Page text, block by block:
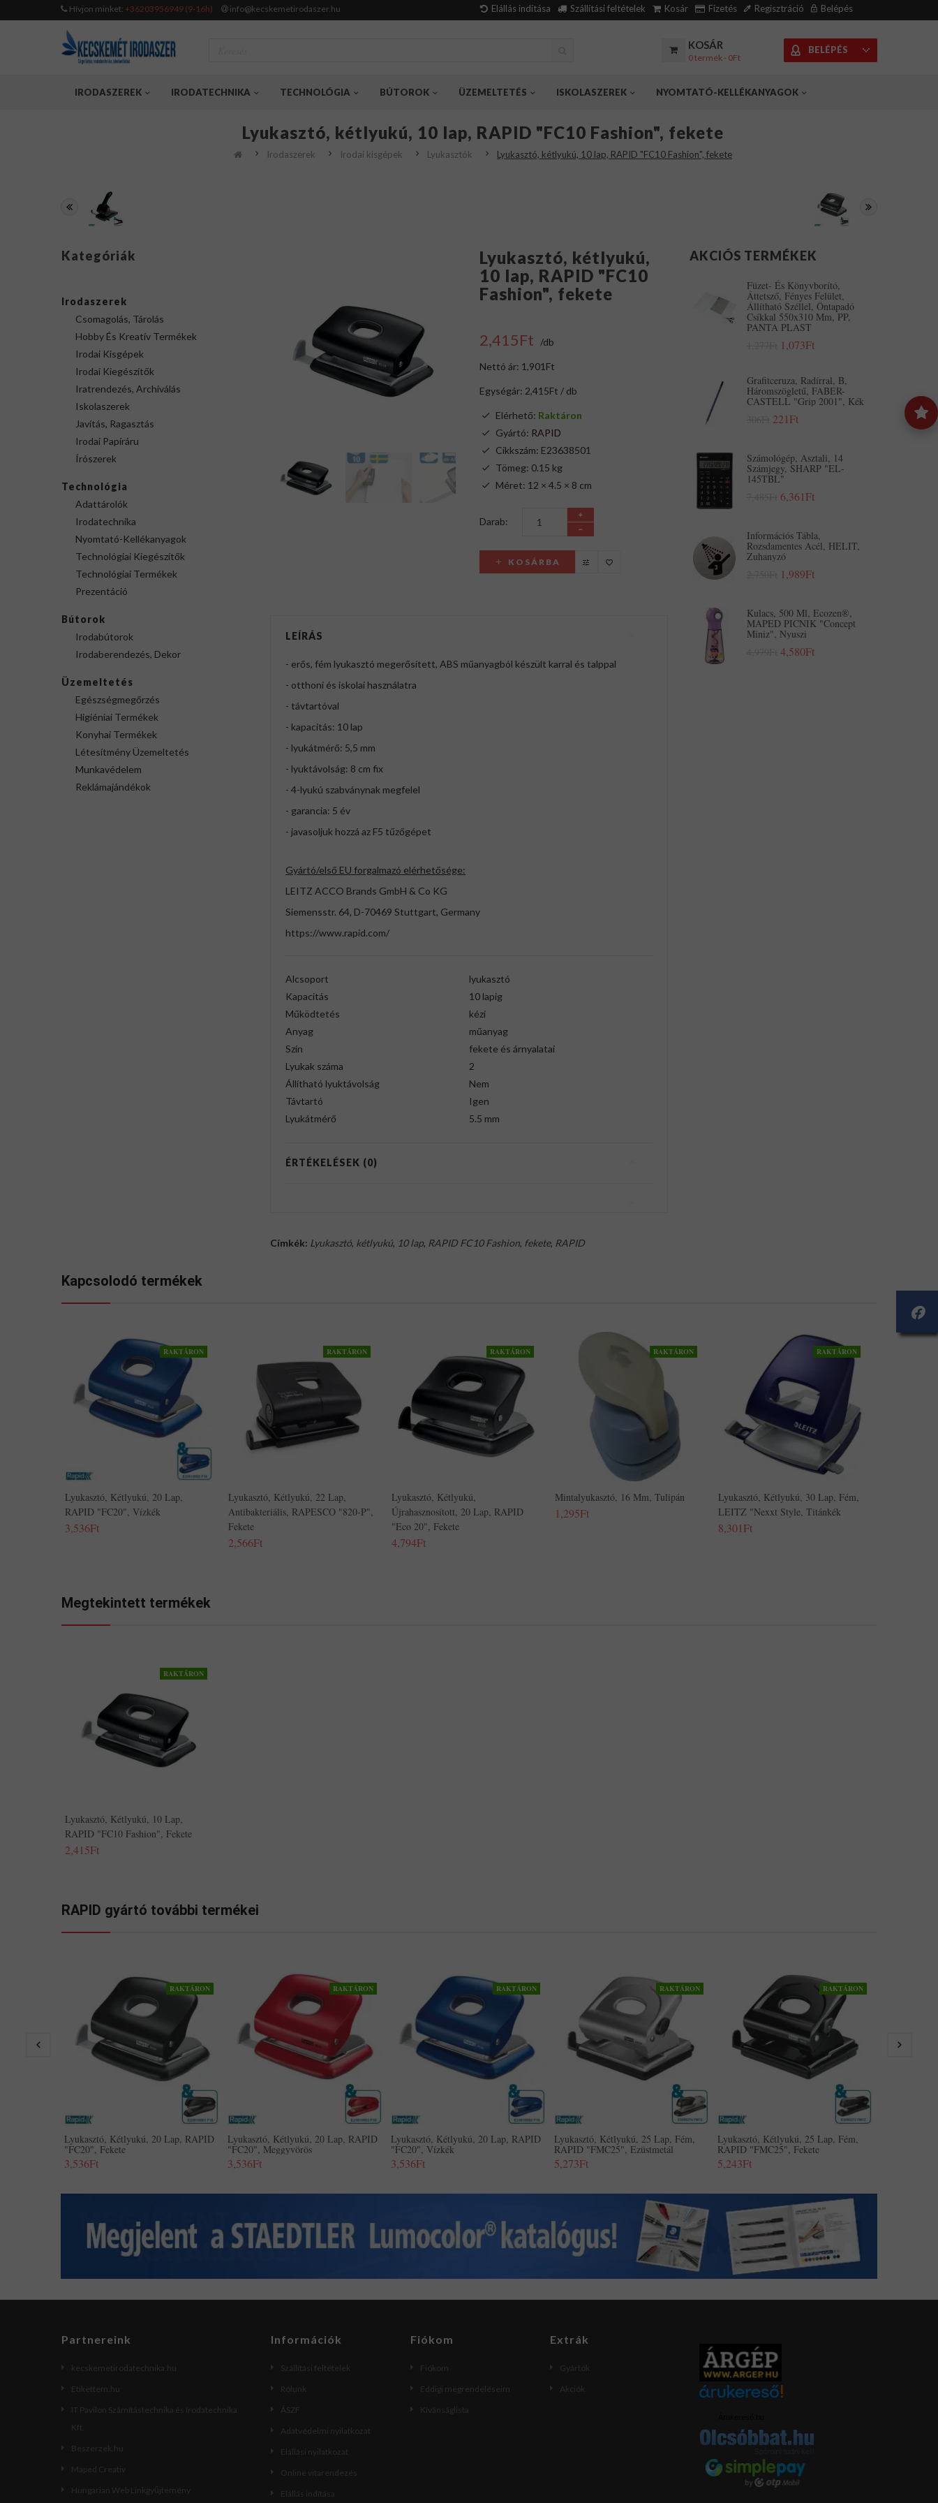
Hívjon minket: +36203956949 (9-16h) info@kecskemetirodaszer.hu Elállás indítása Szállítási feltételek Kosár Fizetés Regisztráció Belépés
KOSÁR
0 termék - 0Ft
BELÉPÉS
IRODASZEREK IRODATECHNIKA TECHNOLÓGIA BÚTOROK ÜZEMELTETÉS ISKOLASZEREK NYOMTATÓ-KELLÉKANYAGOK
Lyukasztó, kétlyukú, 10 lap, RAPID "FC10 Fashion", fekete
Irodaszerek Irodai kisgépek Lyukasztók Lyukasztó, kétlyukú, 10 lap, RAPID "FC10 Fashion", fekete
Kategóriák
Irodaszerek
Csomagolás, Tárolás
Hobby És Kreatív Termékek
Irodai Kisgépek
Irodai Kiegészítők
Iratrendezés, Archiválás
Iskolaszerek
Javítás, Ragasztás
Irodai Papíráru
Írószerek
Technológia
Adattárolók
Irodatechnika
Nyomtató-Kellékanyagok
Technológiai Kiegészítők
Technológiai Termékek
Prezentáció
Bútorok
Irodabútorok
Irodaberendezés, Dekor
Üzemeltetés
Egészségmegőrzés
Higiéniai Termékek
Konyhai Termékek
Létesítmény Üzemeltetés
Munkavédelem
Reklámajándékok
Lyukasztó, kétlyukú,
10 lap, RAPID "FC10
Fashion", fekete
2,415Ft /db
Nettó ár: 1,901Ft
Egységár: 2,415Ft / db
Elérhető: Raktáron
Gyártó: RAPID
Cikkszám: E23638501
Tömeg: 0.15 kg
Méret: 12 × 4.5 × 8 cm
Darab:
KOSÁRBA
LEÍRÁS
- erős, fém lyukasztó megerősített, ABS műanyagból készült karral és talppal
- otthoni és iskolai használatra
- távtartóval
- kapacitás: 10 lap
- lyukátmérő: 5,5 mm
- lyuktávolság: 8 cm fix
- 4-lyukú szabványnak megfelel
- garancia: 5 év
- javasoljuk hozzá az F5 tűzőgépet
Gyártó/első EU forgalmazó elérhetősége:
LEITZ ACCO Brands GmbH & Co KG
Siemensstr. 64, D-70469 Stuttgart, Germany
https://www.rapid.com/
Alcsoport
lyukasztó
Kapacitás
10 lapig
Működtetés
kézi
Anyag
műanyag
Szín
fekete és árnyalatai
Lyukak száma
2
Állítható lyuktávolság
Nem
Távtartó
Igen
Lyukátmérő
5.5 mm
ÉRTÉKELÉSEK (0)
Címkék: Lyukasztó, kétlyukú, 10 lap, RAPID FC10 Fashion, fekete, RAPID
AKCIÓS TERMÉKEK
Füzet- És Könyvborító,
Áttetsző, Fényes Felület,
Állítható Széllel, Öntapadó
Csíkkal 550x310 Mm, PP,
PANTA PLAST
1,073Ft
Grafitceruza, Radírral, B,
Háromszögletű, FABER-
CASTELL "Grip 2001", Kék
221Ft
Számológép, Asztali, 14
Számjegy, SHARP "EL-
145TBL"
6,361Ft
Információs Tábla,
Rozsdamentes Acél, HELIT,
Zuhanyzó
1,989Ft
Kulacs, 500 Ml, Ecozen®,
MAPED PICNIK "Concept
Miniz", Nyuszi
4,580Ft
Kapcsolodó termékek
RAKTÁRON
Lyukasztó, Kétlyukú, 20 Lap,
RAPID "FC20", Vízkék
3,536Ft
RAKTÁRON
Lyukasztó, Kétlyukú, 22 Lap,
Antibakteriális, RAPESCO "820-P",
Fekete
2,566Ft
RAKTÁRON
Lyukasztó, Kétlyukú,
Újrahasznosított, 20 Lap, RAPID
"Eco 20", Fekete
4,794Ft
RAKTÁRON
Mintalyukasztó, 16 Mm, Tulipán
1,295Ft
RAKTÁRON
Lyukasztó, Kétlyukú, 30 Lap, Fém,
LEITZ "Nexxt Style, Titánkék
8,301Ft
Megtekintett termékek
RAKTÁRON
Lyukasztó, Kétlyukú, 10 Lap,
RAPID "FC10 Fashion", Fekete
2,415Ft
RAPID gyártó további termékei
RAKTÁRON
Lyukasztó, Kétlyukú, 20 Lap, RAPID
"FC20", Fekete
3,536Ft
RAKTÁRON
Lyukasztó, Kétlyukú, 20 Lap, RAPID
"FC20", Meggyvörös
3,536Ft
RAKTÁRON
Lyukasztó, Kétlyukú, 20 Lap, RAPID
"FC20", Vízkék
3,536Ft
RAKTÁRON
Lyukasztó, Kétlyukú, 25 Lap, Fém,
RAPID "FMC25", Ezüstmetál
5,273Ft
RAKTÁRON
Lyukasztó, Kétlyukú, 25 Lap, Fém,
RAPID "FMC25", Fekete
5,243Ft
Partnereink
kecskemetirodatechnika.hu
Etikettem.hu
IT Pavilon Számítástechnika és Irodatechnika
Kft.
Beszerzek.hu
Maped Creativ
Hungarian Web Linkgyűjtemény
Információk
Szállítási feltételek
Rólunk
ÁSZF
Adatvédelmi nyilatkozat
Elállási nyilatkozat
Online vitarendezés
Elállás indítása
Fiókom
Fiókom
Eddigi megrendeléseim
Kívánságlista
Extrák
Gyártók
Akciók